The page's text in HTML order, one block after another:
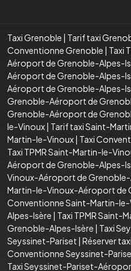
Taxi Grenoble | Tarif taxi
Conventionne Grenoble | Taxi
Aéroport de Grenoble-Alpes-
Aéroport de Grenoble-Alpes-
Aéroport de Grenoble-Alpes-
Grenoble-Aéroport de
Grenoble-Aéroport de
le-Vinoux| Tarif taxi Saint-
Martin-le-Vinoux| Taxi
Taxi TPMR Saint-Martin-le-
Aéroport de Grenoble-Alpes-
Vinoux-Aéroport de
Martin-le-Vinoux-Aéroport de
Conventionne Saint-Martin-
Alpes-Isère | Taxi TPMR Saint-
Grenoble-Alpes-Isère | Taxi
Seyssinet-Pariset | Réserver
Conventionne Seyssinet-
Taxi Seyssinet-Pariset-